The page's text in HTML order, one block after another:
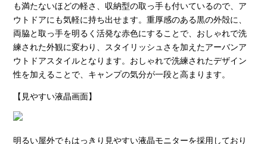
も満たないほどの軽さ、収納型の取っ手も付いているので、ア
ウトドアにも気軽に持ち出せます。重厚感のある黒の外殻に、
両脇と取っ手を明るく活発な赤色にすることで、おしゃれで洗
練された外観に変わり、スタイリッシュさを加えたアーバンア
ウトドアスタイルとなります。おしゃれで洗練されたデザイン
性を加えることで、キャンプの気分が一段と高まります。
【見やすい液晶画面】
明るい屋外でもはっきり見やすい液晶モニターを採用しており